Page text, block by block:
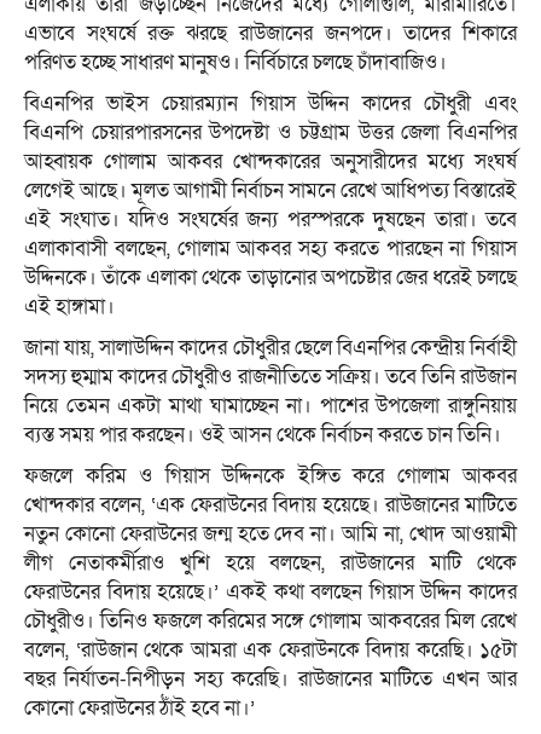
এভাবে সংঘর্ষে রক্ত ঝরছে রাউজানের জনপদে। তাদের শিকারে
পরিণত হচ্ছে সাধারণ মানুষও। নির্বিচারে চলছে চাঁদাবাজিও।
বিএনপির ভাইস চেয়ারম্যান গিয়াস উদ্দিন কাদের চৌধুরী এবং
বিএনপি চেয়ারপারসনের উপদেষ্টা ও চট্টগ্রাম উত্তর জেলা বিএনপির
আহ্বায়ক গোলাম আকবর খোন্দকারের অনুসারীদের মধ্যে সংঘর্ষ
লেগেই আছে। মূলত আগামী নির্বাচন সামনে রেখে আধিপত্য বিস্তারেই
এই সংঘাত। যদিও সংঘর্ষের জন্য পরস্পরকে দুষছেন তারা। তবে
এলাকাবাসী বলছেন, গোলাম আকবর সহ্য করতে পারছেন না গিয়াস
উদ্দিনকে। তাঁকে এলাকা থেকে তাড়ানোর অপচেষ্টার জের ধরেই চলছে
এই হাঙ্গামা।
জানা যায়, সালাউদ্দিন কাদের চৌধুরীর ছেলে বিএনপির কেন্দ্রীয় নির্বাহী
সদস্য হুম্মাম কাদের চৌধুরীও রাজনীতিতে সক্রিয়। তবে তিনি রাউজান
নিয়ে তেমন একটা মাথা ঘামাচ্ছেন না। পাশের উপজেলা রাঙ্গুনিয়ায়
ব্যস্ত সময় পার করছেন। ওই আসন থেকে নির্বাচন করতে চান তিনি।
ফজলে করিম ও গিয়াস উদ্দিনকে ইঙ্গিত করে গোলাম আকবর
খোন্দকার বলেন, ‘এক ফেরাউনের বিদায় হয়েছে। রাউজানের মাটিতে
নতুন কোনো ফেরাউনের জন্ম হতে দেব না। আমি না, খোদ আওয়ামী
লীগ নেতাকর্মীরাও খুশি হয়ে বলছেন, রাউজানের মাটি থেকে
ফেরাউনের বিদায় হয়েছে।’ একই কথা বলছেন গিয়াস উদ্দিন কাদের
চৌধুরীও। তিনিও ফজলে করিমের সঙ্গে গোলাম আকবরের মিল রেখে
বলেন, ‘রাউজান থেকে আমরা এক ফেরাউনকে বিদায় করেছি। ১৫টা
বছর নির্যাতন-নিপীড়ন সহ্য করেছি। রাউজানের মাটিতে এখন আর
কোনো ফেরাউনের ঠাঁই হবে না।’